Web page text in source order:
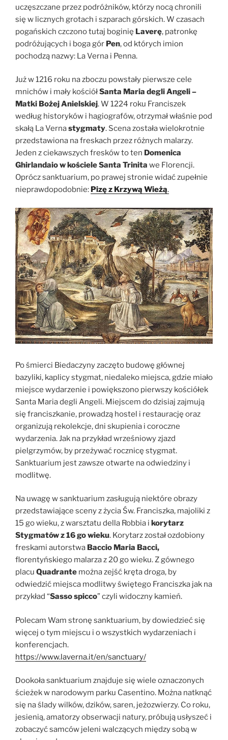
uczęszczane przez podróżników, którzy nocą chronili
się w licznych grotach i szparach górskich. W czasach
pogańskich czczono tutaj boginię Laverę, patronkę
podróżujących i boga gór Pen, od których imion
pochodzą nazwy: La Verna i Penna.
Już w 1216 roku na zboczu powstały pierwsze cele
mnichów i mały kościółSanta Maria degli Angeli –
Matki Bożej Anielskiej. W 1224 roku Franciszek
według historyków i hagiografów, otrzymał właśnie pod
skałą La Vernastygmaty. Scena została wielokrotnie
przedstawiona na freskach przez różnych malarzy.
Jeden z ciekawszych fresków to ten Domenica
Ghirlandaio w kościele Santa Trinita we Florencji.
Oprócz sanktuarium, po prawej stronie widać zupełnie
nieprawdopodobnie: Pizę z Krzywą Wieżą.
Po śmierci Biedaczyny zaczęto budowę głównej
bazyliki, kaplicy stygmat, niedaleko miejsca, gdzie miało
miejsce wydarzenie i powiększono pierwszy kościółek
Santa Maria degli Angeli. Miejscem do dzisiaj zajmują
się franciszkanie, prowadzą hostel i restaurację oraz
organizują rekolekcje, dni skupienia i coroczne
wydarzenia. Jak na przykład wrześniowy zjazd
pielgrzymów, by przeżywać rocznicę stygmat.
Sanktuarium jest zawsze otwarte na odwiedziny i
modlitwę.
Na uwagę w sanktuarium zasługują niektóre obrazy
przedstawiające sceny z życia Św. Franciszka, majoliki z
15 go wieku, z warsztatu della Robbia i korytarz
Stygmatów z 16 go wieku. Korytarz został ozdobiony
freskami autorstwa Baccio Maria Bacci,
florentyńskiego malarza z 20 go wieku. Z gównego
placu Quadrante można zejść kręta droga, by
odwiedzić miejsca modlitwy świętego Franciszka jak na
przykład “Sasso spicco” czyli widoczny kamień.
Polecam Wam stronę sanktuarium, by dowiedzieć się
więcej o tym miejscu i o wszystkich wydarzeniach i
konferencjach.
https://www.laverna.it/en/sanctuary/
Dookoła sanktuarium znajduje się wiele oznaczonych
ścieżek w narodowym parku Casentino. Można natknąć
się na ślady wilków, dzików, saren, jeżozwierzy. Co roku,
jesienią, amatorzy obserwacji natury, próbują usłyszeć i
zobaczyć samców jeleni walczących między sobą w